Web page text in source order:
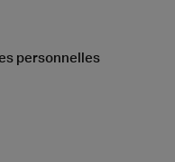
personnelles